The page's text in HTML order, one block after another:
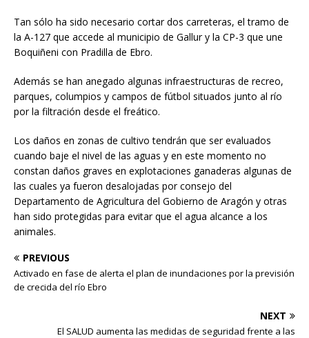
Tan sólo ha sido necesario cortar dos carreteras, el tramo de
la A-127 que accede al municipio de Gallur y la CP-3 que une
Boquiñeni con Pradilla de Ebro.
Además se han anegado algunas infraestructuras de recreo,
parques, columpios y campos de fútbol situados junto al río
por la filtración desde el freático.
Los daños en zonas de cultivo tendrán que ser evaluados
cuando baje el nivel de las aguas y en este momento no
constan daños graves en explotaciones ganaderas algunas de
las cuales ya fueron desalojadas por consejo del
Departamento de Agricultura del Gobierno de Aragón y otras
han sido protegidas para evitar que el agua alcance a los
animales.
PREVIOUS
Activado en fase de alerta el plan de inundaciones por la previsión
de crecida del río Ebro
NEXT
El SALUD aumenta las medidas de seguridad frente a las